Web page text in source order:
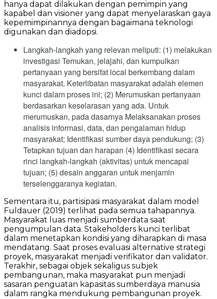
hanya dapat dilakukan dengan pemimpin yang
kapabel dan visioner yang dapat menyelaraskan gaya
kepemimpinannya dengan bagaimana teknologi
digunakan dan diadopsi.
Langkah-langkah yang relevan meliputi: (1) melakukan
investigasi Temukan, jelajahi, dan kumpulkan
pertanyaan yang bersifat local berkembang dalam
masyarakat. Keterlibatan masyarakat adalah elemen
kunci dalam proses ini; (2) Merumuskan pertanyaan
berdasarkan keselarasan yang ada. Untuk
merumuskan, pada dasarnya Melaksanakan proses
analisis informasi, data, dan pengalaman hidup
masyarakat; Identifikasi sumber daya pendukung; (3)
Tetapkan tujuan dan harapan (4) Identifikasi secara
rinci langkah-langkah (aktivitas) untuk mencapai
tujuan; (5) desain anggaran untuk menjamin
terselenggaranya kegiatan.
Sementara itu, partisipasi masyarakat dalam model
Fuldauer (2019) terlihat pada semua tahapannya.
Masyarakat luas menjadi sumberdata saat
pengumpulan data. Stakeholders kunci terlibat
dalam menetapkan kondisi yang diharapkan di masa
mendatang. Saat proses evaluasi alternative strategi
proyek, masyarakat menjadi verifikator dan validator.
Terakhir, sebagai objek sekaligus subjek
pembangunan, maka masyarakat pun menjadi
sasaran penguatan kapasitas sumberdaya manusia
dalam rangka mendukung pembangunan proyek.